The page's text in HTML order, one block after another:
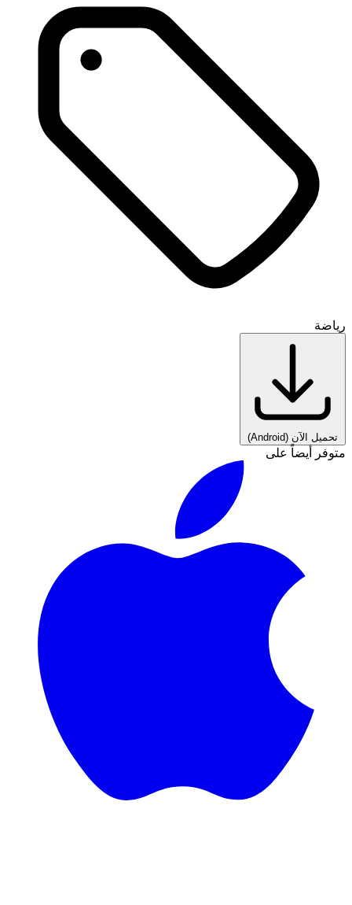
رياضة
تحميل الآن (Android)
متوفر أيضاً على